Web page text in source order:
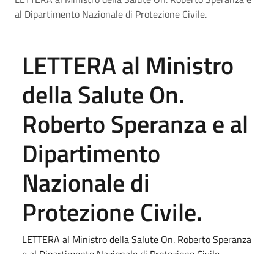
al Dipartimento Nazionale di Protezione Civile.
LETTERA al Ministro
della Salute On.
Roberto Speranza e al
Dipartimento
Nazionale di
Protezione Civile.
LETTERA al Ministro della Salute On. Roberto Speranza